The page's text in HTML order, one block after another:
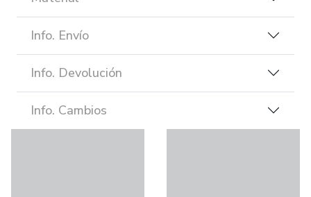
Info. Envío
Info. Devolución
Info. Cambios